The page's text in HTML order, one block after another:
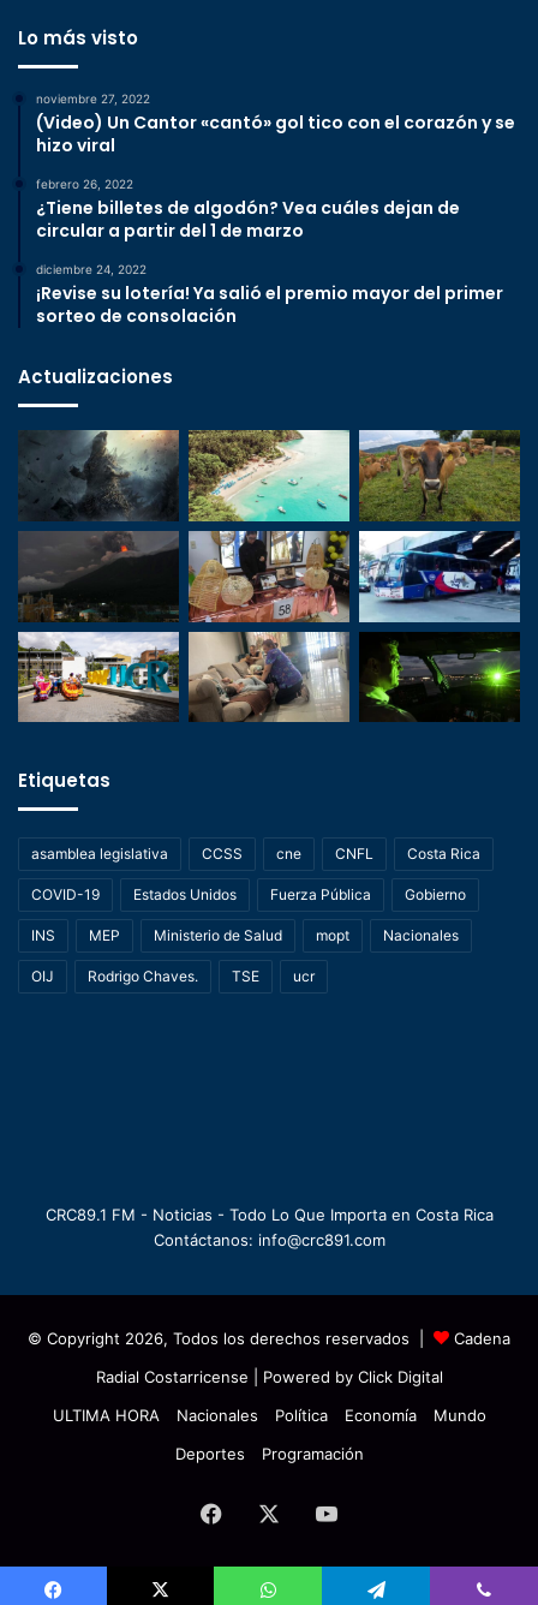
Lo más visto
noviembre 27, 2022
(Video) Un Cantor «cantó» gol tico con el corazón y se
hizo viral
febrero 26, 2022
¿Tiene billetes de algodón? Vea cuáles dejan de
circular a partir del 1 de marzo
diciembre 24, 2022
¡Revise su lotería! Ya salió el premio mayor del primer
sorteo de consolación
Actualizaciones
Etiquetas
asamblea legislativa CCSS cne CNFL Costa Rica
COVID-19 Estados Unidos Fuerza Pública Gobierno
INS MEP Ministerio de Salud mopt Nacionales
OIJ Rodrigo Chaves. TSE ucr
CRC89.1 FM - Noticias - Todo Lo Que Importa en Costa Rica
Contáctanos: info@crc891.com
© Copyright 2026, Todos los derechos reservados |
Cadena
Radial Costarricense | Powered by Click Digital
ULTIMA HORA
Nacionales Política Economía
Mundo
Deportes
Programación
Facebook YouTube